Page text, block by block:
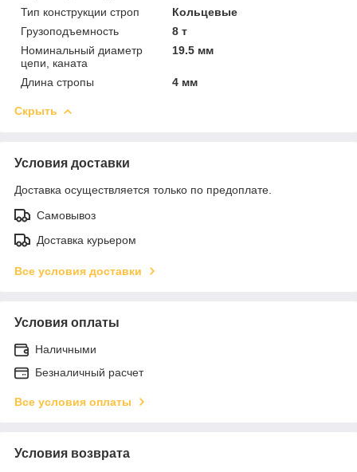
Тип конструкции строп
Кольцевые
Грузоподъемность
8 т
Номинальный диаметр
цепи, каната
19.5 мм
Длина стропы 4 мм
Скрыть
Условия доставки
Доставка осуществляется только по предоплате.
Самовывоз
Доставка курьером
Все условия доставки
Условия оплаты
Наличными
Безналичный расчет
Все условия оплаты
Условия возврата